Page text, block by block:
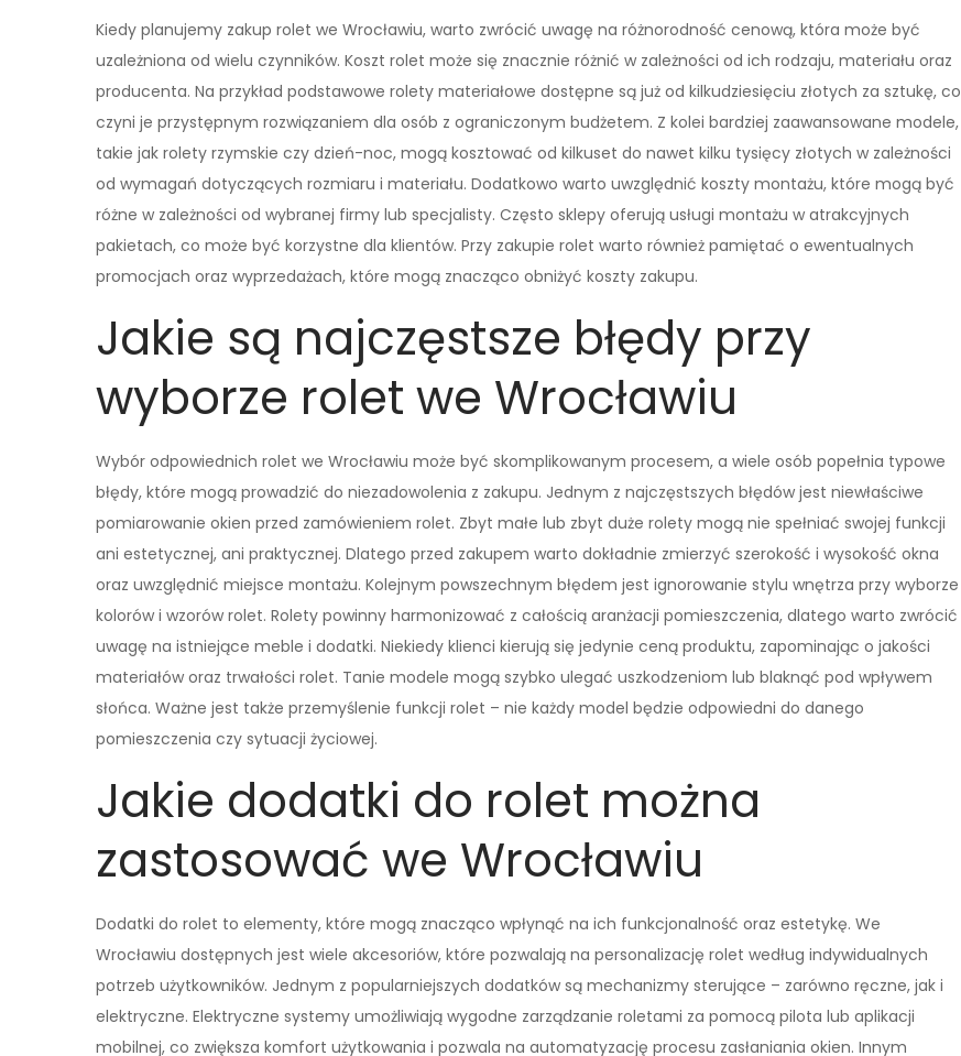
Kiedy planujemy zakup rolet we Wrocławiu, warto zwrócić uwagę na różnorodność cenową, która może być
uzależniona od wielu czynników. Koszt rolet może się znacznie różnić w zależności od ich rodzaju, materiału oraz
producenta. Na przykład podstawowe rolety materiałowe dostępne są już od kilkudziesięciu złotych za sztukę, co
czyni je przystępnym rozwiązaniem dla osób z ograniczonym budżetem. Z kolei bardziej zaawansowane modele,
takie jak rolety rzymskie czy dzień-noc, mogą kosztować od kilkuset do nawet kilku tysięcy złotych w zależności
od wymagań dotyczących rozmiaru i materiału. Dodatkowo warto uwzględnić koszty montażu, które mogą być
różne w zależności od wybranej firmy lub specjalisty. Często sklepy oferują usługi montażu w atrakcyjnych
pakietach, co może być korzystne dla klientów. Przy zakupie rolet warto również pamiętać o ewentualnych
promocjach oraz wyprzedażach, które mogą znacząco obniżyć koszty zakupu.
Jakie są najczęstsze błędy przy
wyborze rolet we Wrocławiu
Wybór odpowiednich rolet we Wrocławiu może być skomplikowanym procesem, a wiele osób popełnia typowe
błędy, które mogą prowadzić do niezadowolenia z zakupu. Jednym z najczęstszych błędów jest niewłaściwe
pomiarowanie okien przed zamówieniem rolet. Zbyt małe lub zbyt duże rolety mogą nie spełniać swojej funkcji
ani estetycznej, ani praktycznej. Dlatego przed zakupem warto dokładnie zmierzyć szerokość i wysokość okna
oraz uwzględnić miejsce montażu. Kolejnym powszechnym błędem jest ignorowanie stylu wnętrza przy wyborze
kolorów i wzorów rolet. Rolety powinny harmonizować z całością aranżacji pomieszczenia, dlatego warto zwrócić
uwagę na istniejące meble i dodatki. Niekiedy klienci kierują się jedynie ceną produktu, zapominając o jakości
materiałów oraz trwałości rolet. Tanie modele mogą szybko ulegać uszkodzeniom lub blaknąć pod wpływem
słońca. Ważne jest także przemyślenie funkcji rolet – nie każdy model będzie odpowiedni do danego
pomieszczenia czy sytuacji życiowej.
Jakie dodatki do rolet można
zastosować we Wrocławiu
Dodatki do rolet to elementy, które mogą znacząco wpłynąć na ich funkcjonalność oraz estetykę. We
Wrocławiu dostępnych jest wiele akcesoriów, które pozwalają na personalizację rolet według indywidualnych
potrzeb użytkowników. Jednym z popularniejszych dodatków są mechanizmy sterujące – zarówno ręczne, jak i
elektryczne. Elektryczne systemy umożliwiają wygodne zarządzanie roletami za pomocą pilota lub aplikacji
mobilnej, co zwiększa komfort użytkowania i pozwala na automatyzację procesu zasłaniania okien. Innym